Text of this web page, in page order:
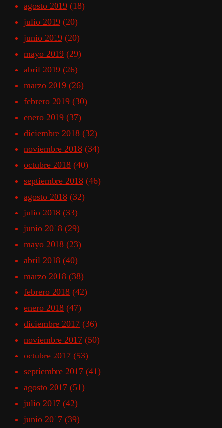
agosto 2019 (18)
julio 2019 (20)
junio 2019 (20)
mayo 2019 (29)
abril 2019 (26)
marzo 2019 (26)
febrero 2019 (30)
enero 2019 (37)
diciembre 2018 (32)
noviembre 2018 (34)
octubre 2018 (40)
septiembre 2018 (46)
agosto 2018 (32)
julio 2018 (33)
junio 2018 (29)
mayo 2018 (23)
abril 2018 (40)
marzo 2018 (38)
febrero 2018 (42)
enero 2018 (47)
diciembre 2017 (36)
noviembre 2017 (50)
octubre 2017 (53)
septiembre 2017 (41)
agosto 2017 (51)
julio 2017 (42)
junio 2017 (39)